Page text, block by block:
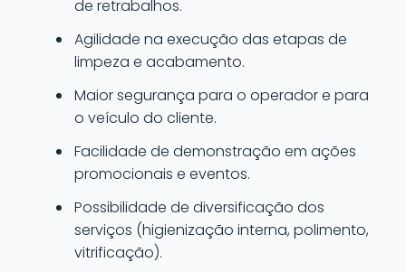
de retrabalhos.
Agilidade na execução das etapas de
limpeza e acabamento.
Maior segurança para o operador e para
o veículo do cliente.
Facilidade de demonstração em ações
promocionais e eventos.
Possibilidade de diversificação dos
serviços (higienização interna, polimento,
vitrificação).